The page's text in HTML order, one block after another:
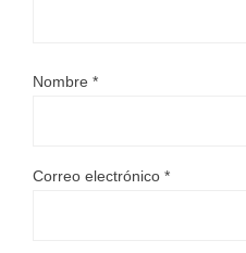
Nombre *
Correo electrónico *